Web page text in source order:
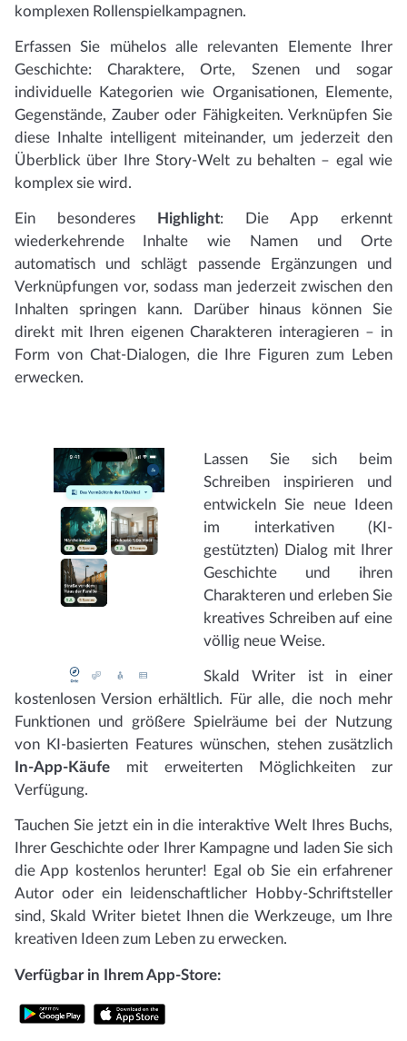
komplexen Rollenspielkampagnen.
Erfassen Sie mühelos alle relevanten Elemente Ihrer
Geschichte: Charaktere, Orte, Szenen und sogar
individuelle Kategorien wie Organisationen, Elemente,
Gegenstände, Zauber oder Fähigkeiten. Verknüpfen Sie
diese Inhalte intelligent miteinander, um jederzeit den
Überblick über Ihre Story-Welt zu behalten – egal wie
komplex sie wird.
Ein besonderes Highlight: Die App erkennt
wiederkehrende Inhalte wie Namen und Orte
automatisch und schlägt passende Ergänzungen und
Verknüpfungen vor, sodass man jederzeit zwischen den
Inhalten springen kann. Darüber hinaus können Sie
direkt mit Ihren eigenen Charakteren interagieren – in
Form von Chat-Dialogen, die Ihre Figuren zum Leben
erwecken.
Lassen Sie sich beim
Schreiben inspirieren und
entwickeln Sie neue Ideen
im interkativen (KI-
gestützten) Dialog mit Ihrer
Geschichte und ihren
Charakteren und erleben Sie
kreatives Schreiben auf eine
völlig neue Weise.
Skald Writer ist in einer
kostenlosen Version erhältlich. Für alle, die noch mehr
Funktionen und größere Spielräume bei der Nutzung
von KI-basierten Features wünschen, stehen zusätzlich
In-App-Käufemit erweiterten Möglichkeiten zur
Verfügung.
Tauchen Sie jetzt ein in die interaktive Welt Ihres Buchs,
Ihrer Geschichte oder Ihrer Kampagne und laden Sie sich
die App kostenlos herunter! Egal ob Sie ein erfahrener
Autor oder ein leidenschaftlicher Hobby-Schriftsteller
sind, Skald Writer bietet Ihnen die Werkzeuge, um Ihre
kreativen Ideen zum Leben zu erwecken.
Verfügbar in Ihrem App-Store: